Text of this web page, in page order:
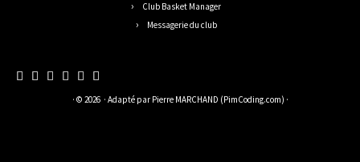
Club Basket Manager
Messagerie du club
· © 2026 · Adapté par Pierre MARCHAND (PimCoding.com) ·